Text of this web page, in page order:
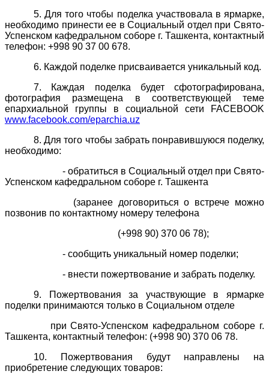
5. Для того чтобы поделка участвовала в ярмарке,
необходимо принести ее в Социальный отдел при Свято-
Успенском кафедральном соборе г. Ташкента, контактный
телефон: +998 90 37 00 678.
6. Каждой поделке присваивается уникальный код.
7. Каждая поделка будет сфотографирована,
фотография размещена в соответствующей теме
епархиальной группы в социальной сети FACEBOOK
www.facebook.com/eparchia.uz
8. Для того чтобы забрать понравившуюся поделку,
необходимо:
- обратиться в Социальный отдел при Свято-
Успенском кафедральном соборе г. Ташкента
(заранее договориться о встрече можно
позвонив по контактному номеру телефона
(+998 90) 370 06 78);
- сообщить уникальный номер поделки;
- внести пожертвование и забрать поделку.
9. Пожертвования за участвующие в ярмарке
поделки принимаются только в Социальном отделе
при Свято-Успенском кафедральном соборе г.
Ташкента, контактный телефон: (+998 90) 370 06 78.
10. Пожертвования будут направлены на
приобретение следующих товаров: